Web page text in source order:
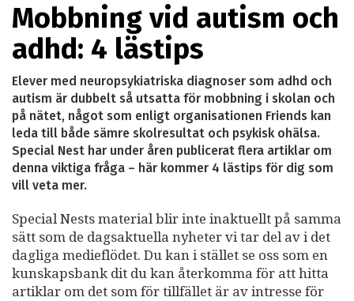
Mobbning vid autism och
adhd: 4 lästips
Elever med neuropsykiatriska diagnoser som adhd och
autism är dubbelt så utsatta för mobbning i skolan och
på nätet, något som enligt organisationen Friends kan
leda till både sämre skolresultat och psykisk ohälsa.
Special Nest har under åren publicerat flera artiklar om
denna viktiga fråga – här kommer 4 lästips för dig som
vill veta mer.
Special Nests material blir inte inaktuellt på samma
sätt som de dagsaktuella nyheter vi tar del av i det
dagliga medieflödet. Du kan i stället se oss som en
kunskapsbank dit du kan återkomma för att hitta
artiklar om det som för tillfället är av intresse för